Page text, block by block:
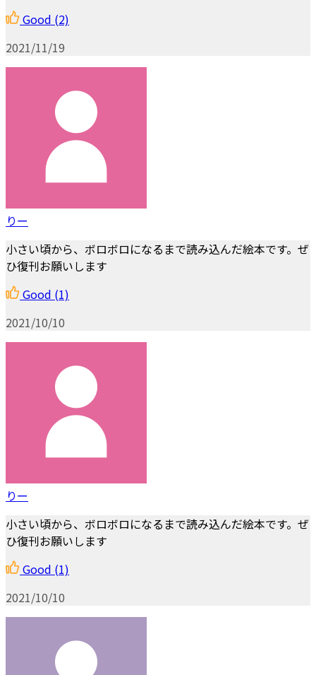
Good (2)
2021/11/19
りー
小さい頃から、ボロボロになるまで読み込んだ絵本です。ぜ
ひ復刊お願いします
Good (1)
2021/10/10
りー
小さい頃から、ボロボロになるまで読み込んだ絵本です。ぜ
ひ復刊お願いします
Good (1)
2021/10/10